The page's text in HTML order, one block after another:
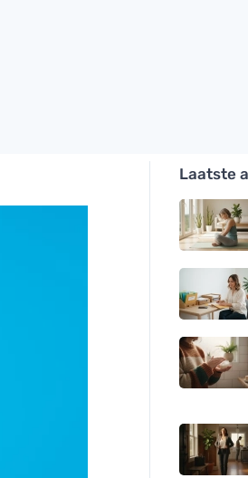
Laatste